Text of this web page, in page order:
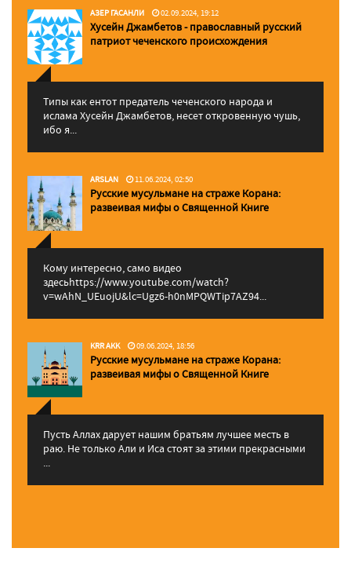
АЗЕР ГАСАНЛИ 02.09.2024, 19:12
Хусейн Джамбетов - православный русский
патриот чеченского происхождения
Типы как ентот предатель чеченского народа и
ислама Хусейн Джамбетов, несет откровенную чушь,
ибо я...
ARSLAN 11.06.2024, 02:50
Русские мусульмане на страже Корана:
pазвеивая мифы о Священной Книге
Кому интересно, само видео
здесьhttps://www.youtube.com/watch?
v=wAhN_UEuojU&lc=Ugz6-h0nMPQWTip7AZ94...
KRR AKK 09.06.2024, 18:56
Русские мусульмане на страже Корана:
pазвеивая мифы о Священной Книге
Пусть Аллах дарует нашим братьям лучшее месть в
раю. Не только Али и Иса стоят за этими прекрасными
...